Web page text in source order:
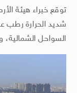
توقع خبراء هيئة
شديد الحرارة رطب
السواحل الشمالية،